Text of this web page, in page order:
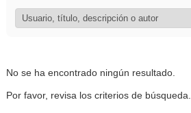
No se ha encontrado ningún resultado.
Por favor, revisa los criterios de búsqueda.